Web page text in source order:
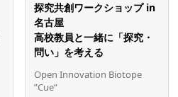
探究共創ワークショップ in
名古屋
高校教員と一緒に「探究・
問い」を考える
Open Innovation Biotope
”Cue”